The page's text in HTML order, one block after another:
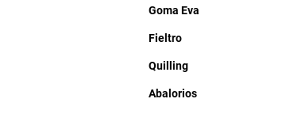
Goma Eva
Fieltro
Quilling
Abalorios